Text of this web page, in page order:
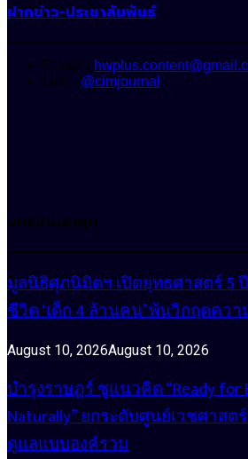
ฝากข่าว-ประชาสัมพันธ์
E-mail :
Line : @cimjournal
บทความล่าสุด
มูลนิธิศุภนิมิตฯ เปิดยุทธศาสตร์ 5
ชีวิต ‘เด็ก 4 ล้านคน’ พ้นวิกฤตควา
August 10, 2026August 10, 2026
บำรุงราษฎร์ ชูแนวคิด “Ready for
Naturally” ยกระดับศูนย์เวชศาส
ดูแลแบบองค์รวม